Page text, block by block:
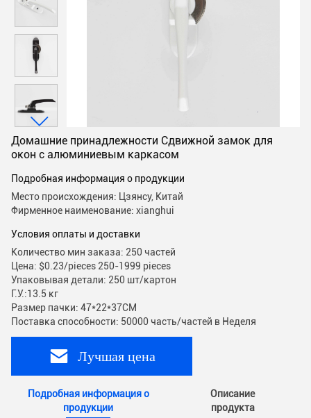
Домашние принадлежности Сдвижной замок для
окон с алюминиевым каркасом
Подробная информация о продукции
Место происхождения: Цзянсу, Китай
Фирменное наименование: xianghui
Условия оплаты и доставки
Количество мин заказа: 250 частей
Цена: $0.23/pieces 250-1999 pieces
Упаковывая детали: 250 шт/картон
Г.У.:13.5 кг
Размер пачки: 47*22*37CM
Поставка способности: 50000 часть/частей в Неделя
Лучшая цена
Подробная информация о
продукции
Описание
продукта